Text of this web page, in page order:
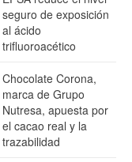
seguro de exposición
al ácido
trifluoroacético
Chocolate Corona,
marca de Grupo
Nutresa, apuesta por
el cacao real y la
trazabilidad